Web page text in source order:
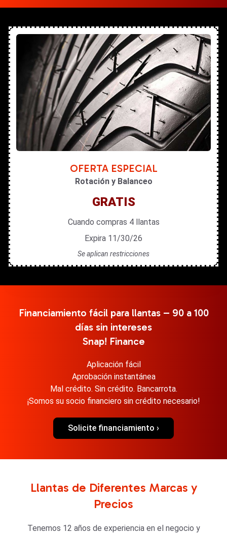
OFERTA ESPECIAL
Rotación y Balanceo
GRATIS
Cuando compras 4 llantas
Expira 11/30/26
Se aplican restricciones
Financiamiento fácil para llantas – 90 a 100
días sin intereses
Snap! Finance
Aplicación fácil
Aprobación instantánea
Mal crédito. Sin crédito. Bancarrota.
¡Somos su socio financiero sin crédito necesario!
Solicite financiamiento ›
Llantas de Diferentes Marcas y
Precios
Tenemos 12 años de experiencia en el negocio y